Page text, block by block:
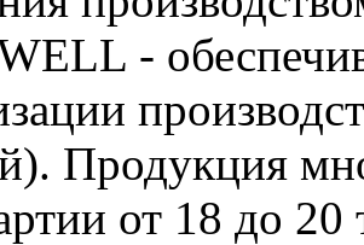
-
Продукция
от 18 до